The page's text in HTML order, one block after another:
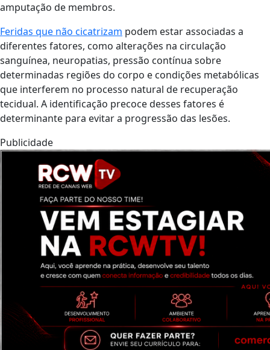
amputação de membros.
Feridas que não cicatrizam podem estar associadas a
diferentes fatores, como alterações na circulação
sanguínea, neuropatias, pressão contínua sobre
determinadas regiões do corpo e condições metabólicas
que interferem no processo natural de recuperação
tecidual. A identificação precoce desses fatores é
determinante para evitar a progressão das lesões.
Publicidade